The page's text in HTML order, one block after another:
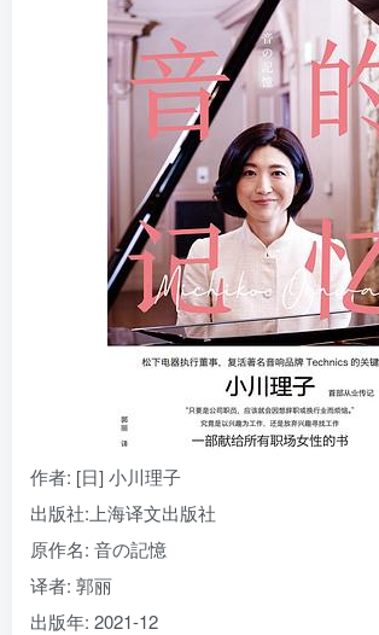
作者: [日] 小川理子
出版社: 上海译文出版社
原作名: 音の記憶
译者: 郭丽
出版年: 2021-12
登录
没有账号？立即注册
用户名/手机号/邮箱
登录密码
记住登录 找回密码|
登录
社交账号登录